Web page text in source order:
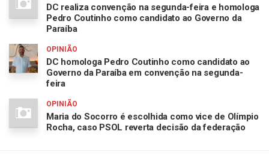
DC realiza convenção na segunda-feira e homologa
Pedro Coutinho como candidato ao Governo da
Paraíba
OPINIÃO
DC homologa Pedro Coutinho como candidato ao
Governo da Paraíba em convenção na segunda-
feira
OPINIÃO
Maria do Socorro é escolhida como vice de Olímpio
Rocha, caso PSOL reverta decisão da federação